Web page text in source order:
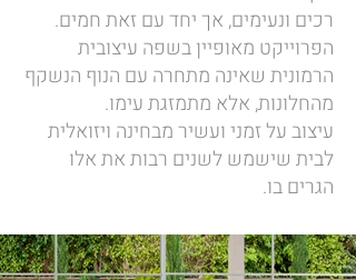
רכים ונעימים, אך יחד עם זאת חמים.
הפרוייקט מאופיין בשפה עיצובית
הרמונית שאינה מתחרה עם הנוף הנשקף
מהחלונות, אלא מתמזגת עימו.
עיצוב על זמני ועשיר מבחינה ויזואלית
לבית שישמש לשנים רבות את אלו
הגרים בו.